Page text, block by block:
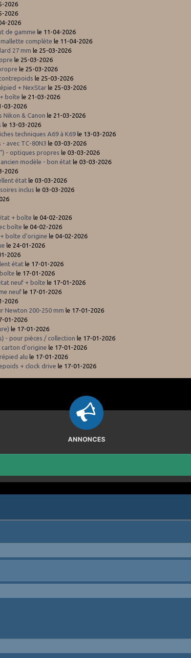
2026
2026
2026
de gamme le 11-04-2026
complète le 11-04-2026
27 mm le 25-03-2026
le 25-03-2026
le 25-03-2026
le 25-03-2026
+ NexStar le 25-03-2026
boîte le 21-03-2026
03-2026
Nikon & Canon le 21-03-2026
le 13-03-2026
techniques A69 à K69 le 13-03-2026
avec TC-80N3 le 03-03-2026
- optiques propres le 03-03-2026
modèle - bon état le 03-03-2026
2026
état le 03-03-2026
inclus le 03-03-2026
+ boîte le 04-02-2026
boîte le 04-02-2026
boîte d’origine le 04-02-2026
le 24-01-2026
2026
état le 17-01-2026
le 17-01-2026
neuf + boîte le 17-01-2026
neuf le 17-01-2026
2026
Newton 200-250 mm le 17-01-2026
01-2026
le 17-01-2026
- pour pièces / collection le 17-01-2026
d’origine le 17-01-2026
alu le 17-01-2026
+ clock drive le 17-01-2026
ANNONCES